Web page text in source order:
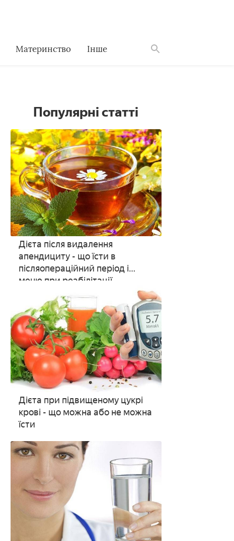
Материнство Інше
Популярні статті
Дієта після видалення
апендициту - що їсти в
післяопераційний період і
меню при реабілітації
Дієта при підвищеному цукрі
крові - що можна або не можна
їсти